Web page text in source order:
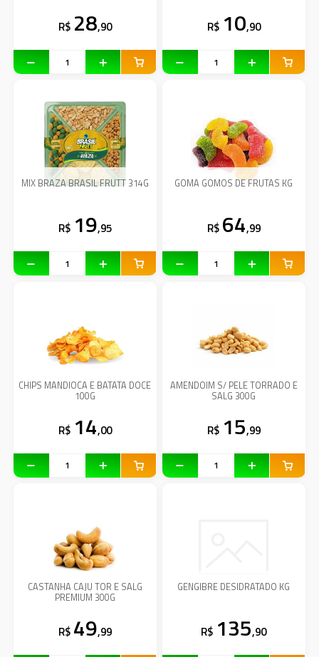
R$ 28,90 R$ 10,90
MIX BRAZA BRASIL FRUTT 314G
R$ 19,95
GOMA GOMOS DE FRUTAS KG
R$ 64,99
CHIPS MANDIOCA E BATATA DOCE
100G
R$ 14,00
AMENDOIM S/ PELE TORRADO E
SALG 300G
R$ 15,99
CASTANHA CAJU TOR E SALG
PREMIUM 300G
R$ 49,99
GENGIBRE DESIDRATADO KG
R$ 135,90